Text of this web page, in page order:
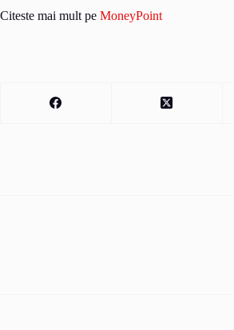
Citeste mai mult pe MoneyPoint